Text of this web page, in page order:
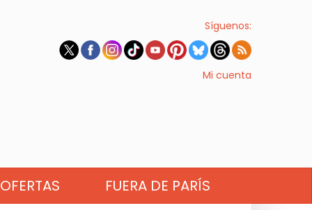
Síguenos:
Mi cuenta
OFERTAS FUERA DE PARÍS